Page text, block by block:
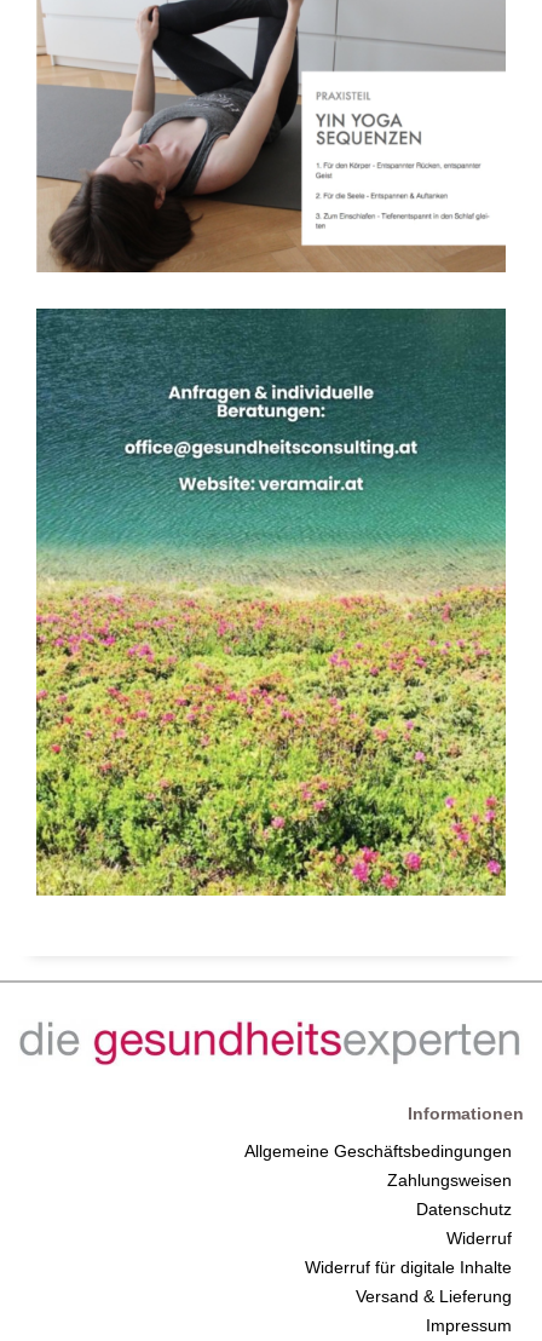
Informationen
Allgemeine Geschäftsbedingungen
Zahlungsweisen
Datenschutz
Widerruf
Widerruf für digitale Inhalte
Versand & Lieferung
Impressum